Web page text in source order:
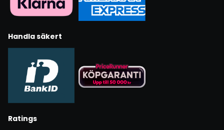
Handla säkert
Ratings